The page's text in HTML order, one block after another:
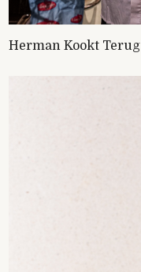
Herman Kookt Terug